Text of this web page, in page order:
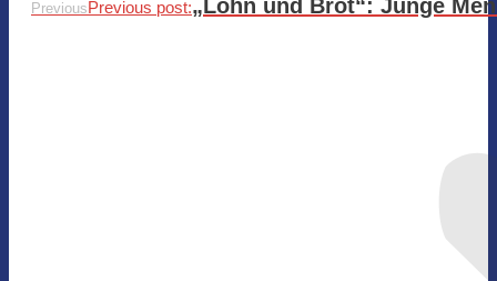
PreviousPrevious post:„Lohn und Brot“: Junge